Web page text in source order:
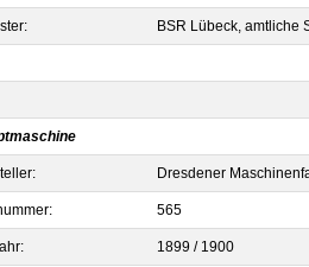
BSR Lübeck, amtliche
Dresdener
565
1899 / 1900